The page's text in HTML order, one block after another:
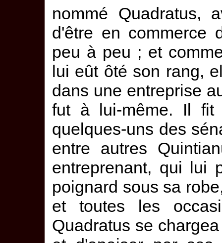
nommé Quadratus,
d'être en commerce
peu à peu ; et
lui eût ôté son rang,
dans une entreprise
fut à lui-même. Il fit
quelques-uns des
entre autres
entreprenant, qui lui
poignard sous sa
et toutes les
Quadratus se